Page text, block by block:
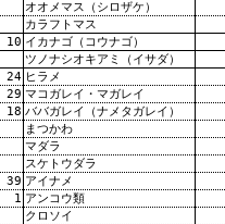
オオメマス（シロザケ）
カラフトマス
10 イカナゴ（コウナゴ）
ツノナシオキアミ（イサダ）
24 ヒラメ
29 マコガレイ・マガレイ
18 ババガレイ（ナメタガレイ）
まつかわ
マダラ
スケトウダラ
39 アイナメ
1 アンコウ類
クロソイ